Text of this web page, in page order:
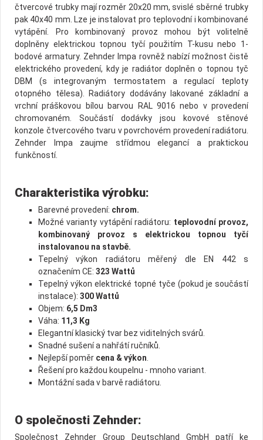
čtvercové trubky mají rozměr 20x20 mm, svislé sběrné trubky
pak 40x40 mm. Lze je instalovat pro teplovodní i kombinované
vytápění. Pro kombinovaný provoz mohou být volitelně
doplněny elektrickou topnou tyčí použitím T-kusu nebo 1-
bodové armatury. Zehnder Impa rovněž nabízí možnost čistě
elektrického provedení, kdy je radiátor doplněn o topnou tyč
DBM (s integrovaným termostatem a regulací teploty
otopného tělesa). Radiátory dodávány lakované základní a
vrchní práškovou bílou barvou RAL 9016 nebo v provedení
chromovaném. Součástí dodávky jsou kovové stěnové
konzole čtvercového tvaru v povrchovém provedení radiátoru.
Zehnder Impa zaujme střídmou elegancí a praktickou
funkčností.
Charakteristika výrobku:
Barevné provedení: chrom.
Možné varianty vytápění radiátoru: teplovodní provoz,
kombinovaný provoz s elektrickou topnou tyčí
instalovanou na stavbě.
Tepelný výkon radiátoru měřený dle EN 442 s
označením CE: 323 Wattů
Tepelný výkon elektrické topné tyče (pokud je součástí
instalace): 300 Wattů
Objem: 6,5 Dm3
Váha: 11,3 Kg
Elegantní klasický tvar bez viditelných svárů.
Snadné sušení a nahřátí ručníků.
Nejlepší poměr cena & výkon
Řešení pro každou koupelnu - mnoho variant.
Montážní sada v barvě radiátoru.
O společnosti Zehnder:
Společnost Zehnder Group Deutschland GmbH patří ke